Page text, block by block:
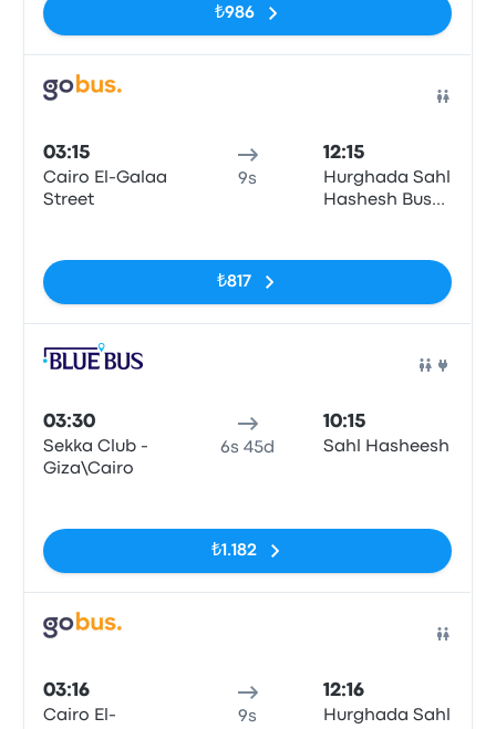
₺986
03:15
Cairo El-Galaa
Street
9s
12:15
Hurghada Sahl
Hashesh Bus
₺817
03:30
Sekka Club -
Giza\Cairo
6s 45d
10:15
Sahl Hasheesh
₺1.182
03:16
Cairo El-
9s
12:16
Hurghada Sahl